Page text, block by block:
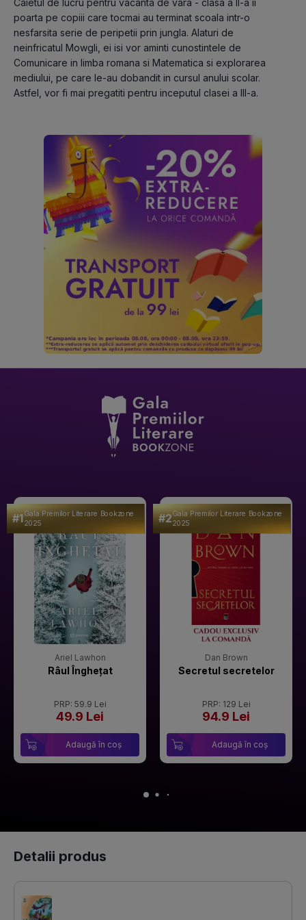
Caietul de lucru pentru vacanta de vara - clasa a II-a ii
poarta pe copiii care tocmai au terminat scoala intr-o
nesfarsita serie de peripetii prin jungla. Alaturi de
neinfricatul Mowgli, ei isi vor aminti cunostintele de
Comunicare in limba romana si Matematica si explorarea
mediului, pe care le-au dobandit in cursul anului scolar.
Astfel, vor fi mai pregatiti pentru inceputul clasei a III-a.
#1Gala Premilor Literare Bookzone
2025
Ariel Lawhon
Râul Înghețat
PRP: 59.9 Lei
49.9 Lei
Adaugă în coș
#2Gala Premilor Literare Bookzone
2025
Dan Brown
Secretul secretelor
PRP: 129 Lei
94.9 Lei
Adaugă în coș
Detalii produs